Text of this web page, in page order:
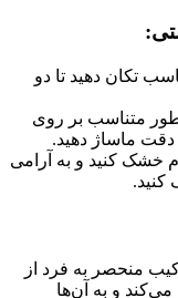
تکان دهید تا دو
متناسب بر روی
ماساژ دهید.
خشک کنید و به آرامی
منحصر به فرد از
می‌کند و به آن‌ها